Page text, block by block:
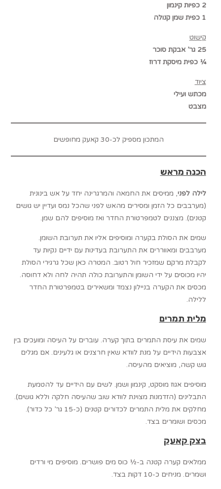
2 כפיות קינמון
1 כפית שמן קנולה
קישוט
25 גר’ אבקת סוכר
¼ כפית מיסקת דרוז
ציוד
מכתש ועילי
מצבט
המתכון מספיק לכ-30 קאעק מחופשים
הכנה מראש
לילה לפני, ממיסים את החמאה והמרגרינה יחד על אש בינונית
(מערבבים כל הזמן ומסירים מהאש לפני שהכל נמס ועדיין יש גושים
קטנים). מצננים לטמפרטורת החדר ואז מוסיפים להם שמן.
שמים את הסולת בקערה ומוסיפים אליו את תערובת השומן.
מערבבים ומאווררים את התערובת בעדינות עם ידיים נקיות עד
לקבלת מרקם שמזכיר חול רטוב. המטרה כאן שכל גרגירי הסולת
יהיו מכוסים על ידי השומן והתערובת כולה תהיה לחה ולא דחוסה.
מכסים את הקערה בניילון נצמד ומשאירים בטמפרטורת החדר
ללילה.
מלית תמרים
שמים את עיסת התמרים בתוך קערה. עוברים על העיסה ומועכים בין
אצבעות הידיים על מנת לוודא שאין חרצנים או גלעינים. אם מגלים
גוש קשה, מוציאים מהעיסה.
מוסיפים אגוז מוסקט, קינמון ושמן. לשים עם הידיים עד להטמעת
התבלינים (הזדמנות מצוינת לוודא שוב שהעיסה חלקה וללא גושים).
מחלקים את מלית התמרים לכדורים קטנים (כ-15 גר’ כל כדור).
מכסים ושומרים בצד.
בצק קאעק
ממלאים קערה קטנה ב-½ כוס מים פושרים. מוסיפים מי ורדים
ושמרים. מניחים כ-10 דקות בצד.